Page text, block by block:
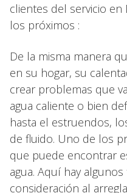
clientes del servicio
los próximos :
De la misma manera
en su hogar, su
crear problemas que
agua caliente o bien
hasta el estruendos,
de fluido. Uno de los
que puede encontrar
agua. Aquí hay
consideración al